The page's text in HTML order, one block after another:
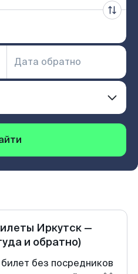
Иркутск —
и обратно)
без посредников